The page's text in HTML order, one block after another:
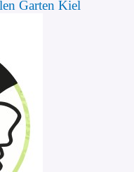
Garten Kiel